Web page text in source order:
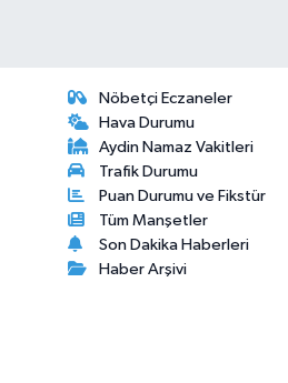
Nöbetçi Eczaneler
Hava Durumu
Aydin Namaz Vakitleri
Trafik Durumu
Puan Durumu ve Fikstür
Tüm Manşetler
Son Dakika Haberleri
Haber Arşivi